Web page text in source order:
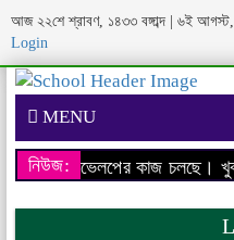
আজ ২২শে শ্রাবণ, ১৪৩৩ বঙ্গাব্দ | ৬ই
Login
MENU
নিউজ:ডেভেলপের কাজ চলছে। খুব